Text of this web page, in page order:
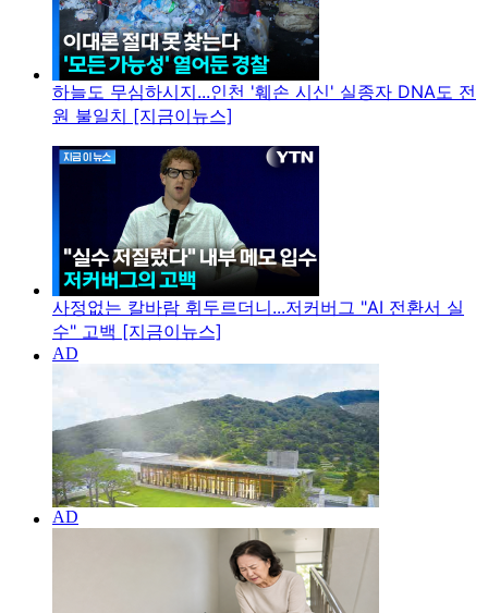
하늘도 무심하시지...인천 '훼손 시신' 실종자 DNA도 전
원 불일치 [지금이뉴스]
사정없는 칼바람 휘두르더니...저커버그 "AI 전환서 실
수" 고백 [지금이뉴스]